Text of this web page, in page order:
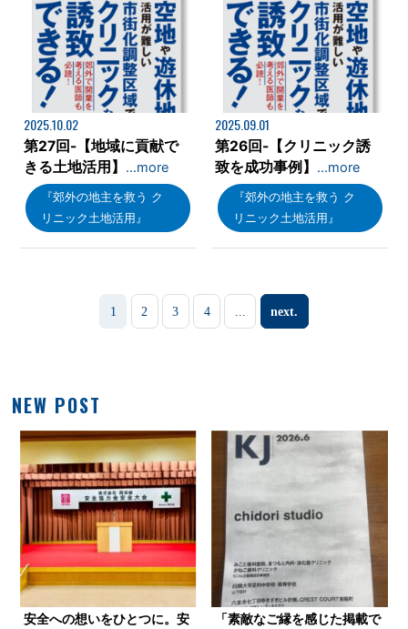
2025.10.02
第27回-【地域に貢献で
きる土地活用】 …more
『郊外の地主を救う ク
リニック土地活用』
2025.09.01
第26回-【クリニック誘
致を成功事例】 …more
『郊外の地主を救う ク
リニック土地活用』
1 2 3 4 next.
NEW POST
安全への想いをひとつに。安
「素敵なご縁を感じた掲載で